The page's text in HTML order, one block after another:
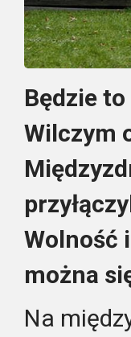
Będzie
Wilczym
Wolność
można
Na